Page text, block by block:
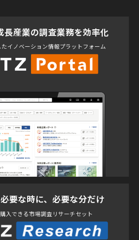
長産業の調査業務を効率化
イノベーション情報プラットフォーム
要な時に、必要な分だけ
入できる市場調査リサーチセット